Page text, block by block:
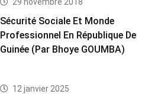
29 novembre 2018
Sécurité Sociale Et Monde
Professionnel En République De
Guinée (Par Bhoye GOUMBA)
12 janvier 2025